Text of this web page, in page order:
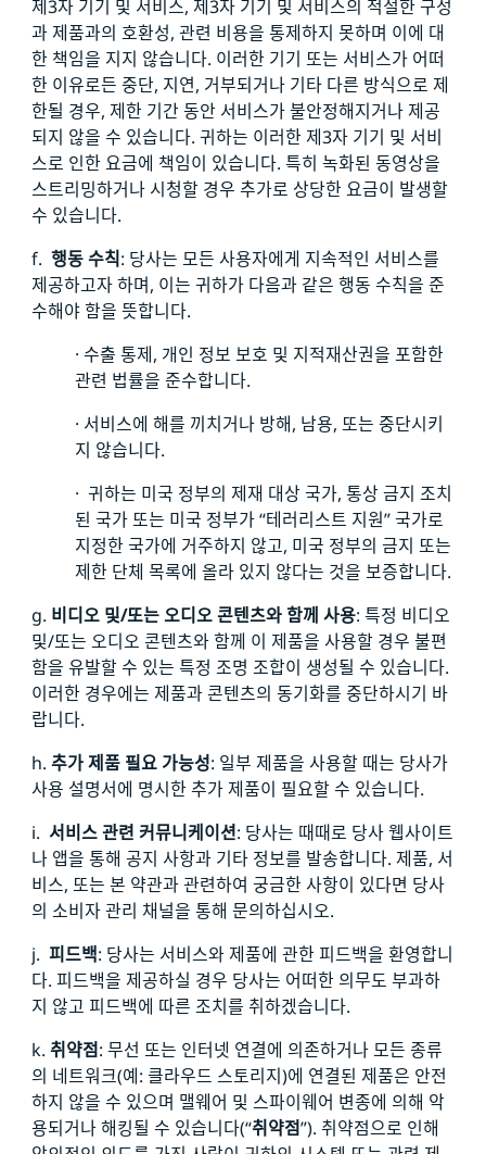
제3자 기기 및 서비스, 제3자 기기 및 서비스의 적절한 구성
과 제품과의 호환성, 관련 비용을 통제하지 못하며 이에 대
한 책임을 지지 않습니다. 이러한 기기 또는 서비스가 어떠
한 이유로든 중단, 지연, 거부되거나 기타 다른 방식으로 제
한될 경우, 제한 기간 동안 서비스가 불안정해지거나 제공
되지 않을 수 있습니다. 귀하는 이러한 제3자 기기 및 서비
스로 인한 요금에 책임이 있습니다. 특히 녹화된 동영상을
스트리밍하거나 시청할 경우 추가로 상당한 요금이 발생할
수 있습니다.
f. 행동 수칙: 당사는 모든 사용자에게 지속적인 서비스를
제공하고자 하며, 이는 귀하가 다음과 같은 행동 수칙을 준
수해야 함을 뜻합니다.
· 수출 통제, 개인 정보 보호 및 지적재산권을 포함한
관련 법률을 준수합니다.
· 서비스에 해를 끼치거나 방해, 남용, 또는 중단시키
지 않습니다.
· 귀하는 미국 정부의 제재 대상 국가, 통상 금지 조치
된 국가 또는 미국 정부가 “테러리스트 지원” 국가로
지정한 국가에 거주하지 않고, 미국 정부의 금지 또는
제한 단체 목록에 올라 있지 않다는 것을 보증합니다.
g. 비디오 및/또는 오디오 콘텐츠와 함께 사용: 특정 비디오
및/또는 오디오 콘텐츠와 함께 이 제품을 사용할 경우 불편
함을 유발할 수 있는 특정 조명 조합이 생성될 수 있습니다.
이러한 경우에는 제품과 콘텐츠의 동기화를 중단하시기 바
랍니다.
h. 추가 제품 필요 가능성: 일부 제품을 사용할 때는 당사가
사용 설명서에 명시한 추가 제품이 필요할 수 있습니다.
i. 서비스 관련 커뮤니케이션: 당사는 때때로 당사 웹사이트
나 앱을 통해 공지 사항과 기타 정보를 발송합니다. 제품, 서
비스, 또는 본 약관과 관련하여 궁금한 사항이 있다면 당사
의 소비자 관리 채널을 통해 문의하십시오.
j. 피드백: 당사는 서비스와 제품에 관한 피드백을 환영합니
다. 피드백을 제공하실 경우 당사는 어떠한 의무도 부과하
지 않고 피드백에 따른 조치를 취하겠습니다.
k. 취약점: 무선 또는 인터넷 연결에 의존하거나 모든 종류
의 네트워크(예: 클라우드 스토리지)에 연결된 제품은 안전
하지 않을 수 있으며 맬웨어 및 스파이웨어 변종에 의해 악
용되거나 해킹될 수 있습니다(“취약점”). 취약점으로 인해